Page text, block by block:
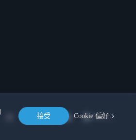
接受 Cookie 偏好